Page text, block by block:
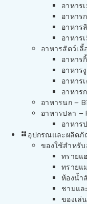
อาหาร
อาหาร
อาหาร
อาหาร
อาหารสัตว์เ
อาหาร
อาหาร
อาหาร
อาหาร
อาหารนก –
อาหารปลา –
อาหาร
อุปกรณและผลิตภั
ของใช้สำหรับ
ทรายแ
ทรายแ
ห้องน้ำ
ชามแล
ของเล่